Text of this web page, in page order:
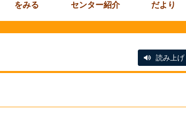
をみる
センター紹介
だより
読み上げ